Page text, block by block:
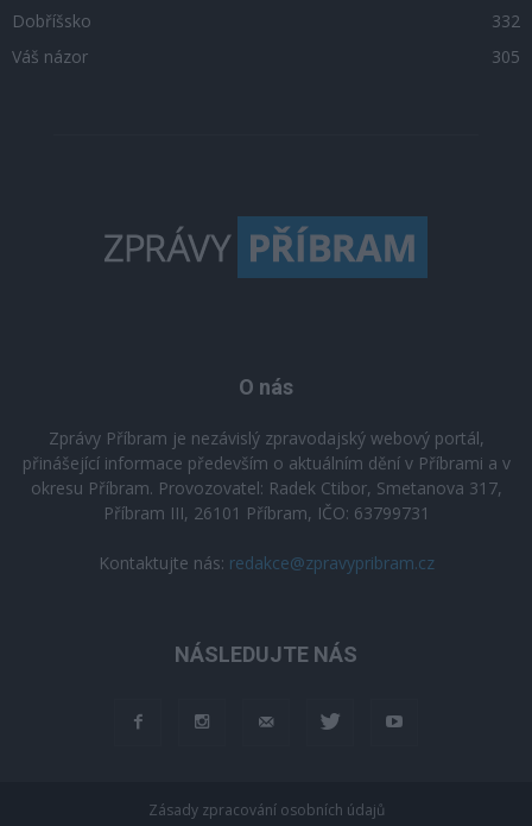
Dobříšsko
332
Váš názor
305
O nás
Zprávy Příbram je nezávislý zpravodajský webový portál,
přinášející informace především o aktuálním dění v Příbrami a v
okresu Příbram. Provozovatel: Radek Ctibor, Smetanova 317,
Příbram III, 26101 Příbram, IČO: 63799731
Kontaktujte nás: redakce@zpravypribram.cz
NÁSLEDUJTE NÁS
Zásady zpracování osobních údajů